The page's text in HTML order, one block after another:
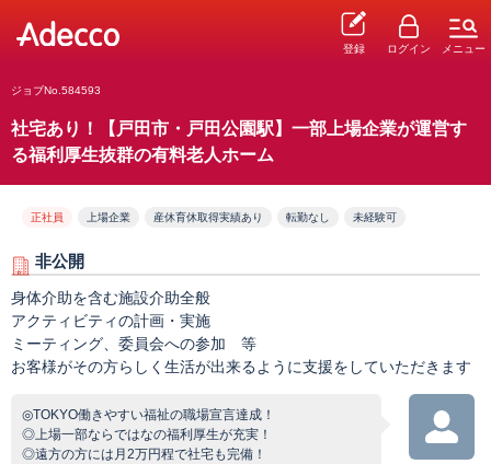
登録 ログイン メニュー
ジョブNo.584593
社宅あり！【戸田市・戸田公園駅】一部上場企業が運営す
る福利厚生抜群の有料老人ホーム
正社員 上場企業 産休育休取得実績あり 転勤なし 未経験可
非公開
身体介助を含む施設介助全般
アクティビティの計画・実施
ミーティング、委員会への参加 等
お客様がその方らしく生活が出来るように支援をしていただきます
◎TOKYO働きやすい福祉の職場宣言達成！
◎上場一部ならではなの福利厚生が充実！
◎遠方の方には月2万円程で社宅も完備！